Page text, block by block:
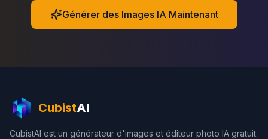
Générer des Images IA Maintenant
CubistAI
CubistAI est un générateur d'images et éditeur photo IA gratuit.